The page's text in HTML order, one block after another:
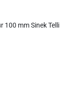
100 mm Sinek Telli